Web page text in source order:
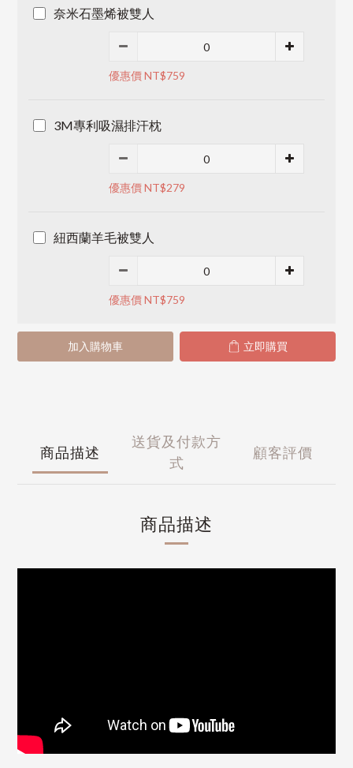
奈米石墨烯被雙人
優惠價 NT$759
3M專利吸濕排汗枕
優惠價 NT$279
紐西蘭羊毛被雙人
優惠價 NT$759
加入購物車 立即購買
商品描述
送貨及付款方
式
顧客評價
商品描述